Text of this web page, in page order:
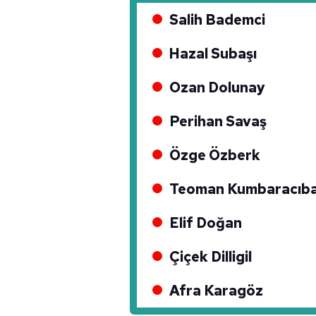
Salih Bademci
Hazal Subaşı
Ozan Dolunay
Perihan Savaş
Özge Özberk
Teoman
Elif Doğan
Çiçek Dilligil
Afra Karagöz